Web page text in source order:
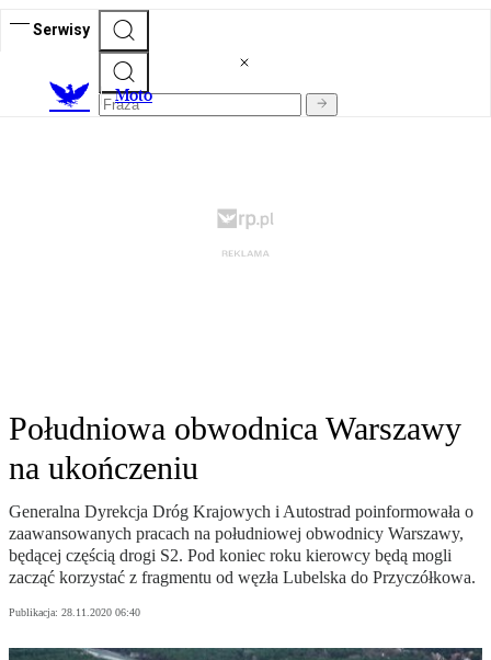
Serwisy
Moto
Południowa obwodnica Warszawy
na ukończeniu
Generalna Dyrekcja Dróg Krajowych i Autostrad poinformowała o
zaawansowanych pracach na południowej obwodnicy Warszawy,
będącej częścią drogi S2. Pod koniec roku kierowcy będą mogli
zacząć korzystać z fragmentu od węzła Lubelska do Przyczółkowa.
Publikacja: 28.11.2020 06:40